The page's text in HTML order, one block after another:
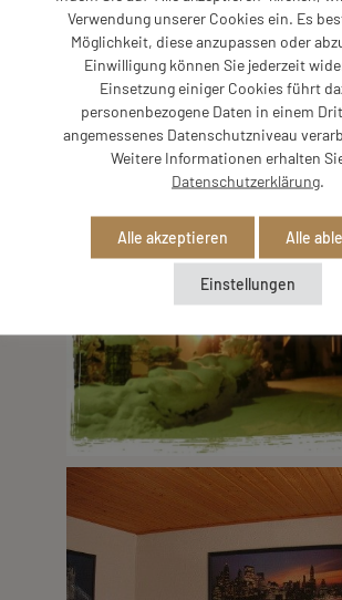
Verwendung unserer Cookies ein. Es
Möglichkeit, diese anzupassen oder
Einwilligung können Sie jederzeit
Einsetzung einiger Cookies führt
personenbezogene Daten in einem
angemessenes Datenschutzniveau
Weitere Informationen erhalten
Datenschutzerklärung.
Alle akzeptieren Alle
Einstellungen